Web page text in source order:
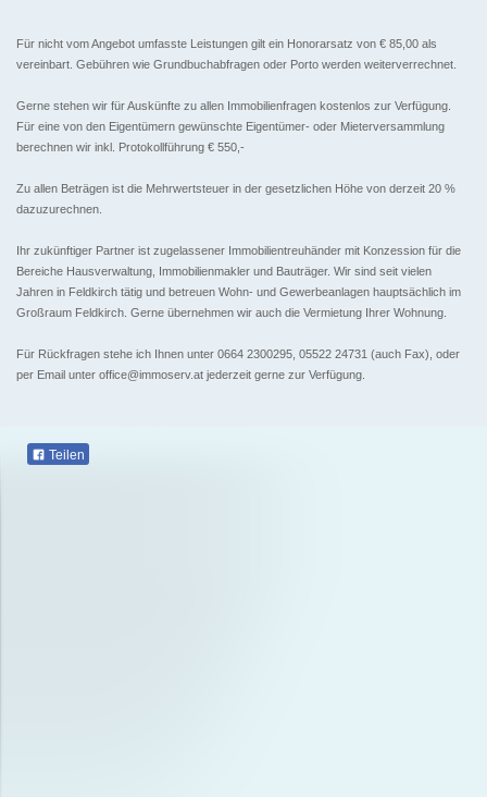
Für nicht vom Angebot umfasste Leistungen gilt ein Honorarsatz von € 85,00 als
vereinbart. Gebühren wie Grundbuchabfragen oder Porto werden weiterverrechnet.
Gerne stehen wir für Auskünfte zu allen Immobilienfragen kostenlos zur Verfügung.
Für eine von den Eigentümern gewünschte Eigentümer- oder Mieterversammlung
berechnen wir inkl. Protokollführung € 550,-
Zu allen Beträgen ist die Mehrwertsteuer in der gesetzlichen Höhe von derzeit 20 %
dazuzurechnen.
Ihr zukünftiger Partner ist zugelassener Immobilientreuhänder mit Konzession für die
Bereiche Hausverwaltung, Immobilienmakler und Bauträger. Wir sind seit vielen
Jahren in Feldkirch tätig und betreuen Wohn- und Gewerbeanlagen hauptsächlich im
Großraum Feldkirch. Gerne übernehmen wir auch die Vermietung Ihrer Wohnung.
Für Rückfragen stehe ich Ihnen unter 0664 2300295, 05522 24731 (auch Fax), oder
per Email unter office@immoserv.at jederzeit gerne zur Verfügung.
Teilen